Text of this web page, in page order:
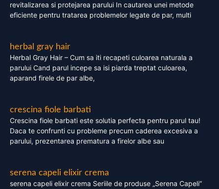
revitalizarea si protejarea parului In cautarea unei metode
eficiente pentru tratarea problemelor legate de par, multi
herbal gray hair
Herbal Gray Hair – Cum sa iti recapeti culoarea naturala a
parului Cand parul incepe sa isi piarda treptat culoarea,
aparand firele de par albe,
crescina fiole barbati
Crescina fiole barbati este solutia perfecta pentru parul tau!
Daca te confrunti cu probleme precum caderea excesiva a
parului, prezentarea prematura a firelor albe sau
serena capeli elixir crema
serena capeli elixir crema Seriile de produse „Serena Capeli”